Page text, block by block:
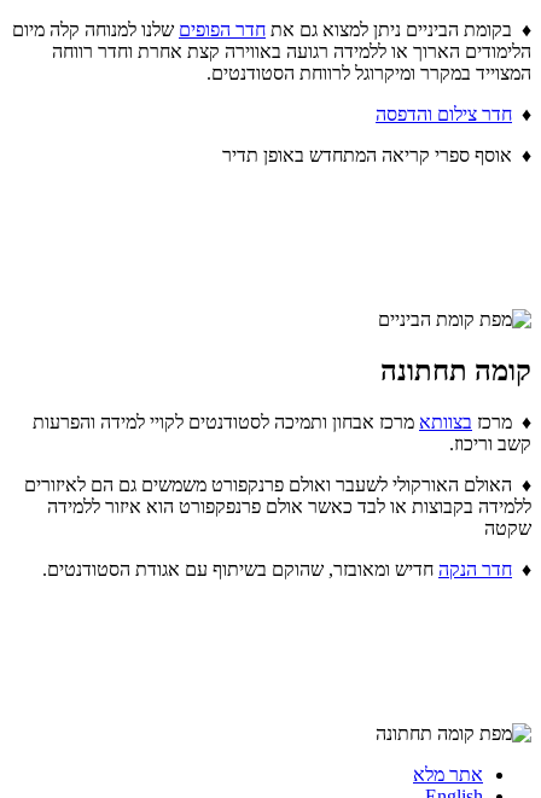
♦ בקומת הביניים ניתן למצוא גם את חדר הפופים שלנו למנוחה קלה מיום
הלימודים הארוך או ללמידה רגועה באווירה קצת אחרת וחדר רווחה
המצוייד במקרר ומיקרוגל לרווחת הסטודנטים.
♦ חדר צילום והדפסה
♦ אוסף ספרי קריאה המתחדש באופן תדיר
קומה תחתונה
♦ מרכז בצוותא מרכז אבחון ותמיכה לסטודנטים לקויי למידה והפרעות
קשב וריכוז.
♦ האולם האורקולי לשעבר ואולם פרנקפורט משמשים גם הם לאיזורים
ללמידה בקבוצות או לבד כאשר אולם פרנפקפורט הוא איזור ללמידה
שקטה
♦ חדר הנקה חדיש ומאובזר, שהוקם בשיתוף עם אגודת הסטודנטים.
אתר מלא